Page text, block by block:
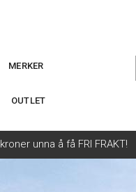
MERKER
OUTLET
kroner unna å få FRI FRAKT!